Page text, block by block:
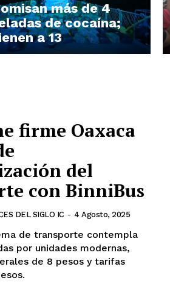
más de 4
de cocaína;
a 13
firme Oaxaca
del
con BinniBus
DEL SIGLO IC - 4 Agosto, 2025
de transporte contempla
por unidades modernas,
de 8 pesos y tarifas